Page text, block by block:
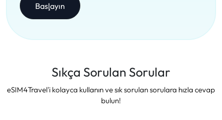
Başlayın
Sıkça Sorulan Sorular
eSIM4Travel'i kolayca kullanın ve sık sorulan sorulara hızla cevap
bulun!